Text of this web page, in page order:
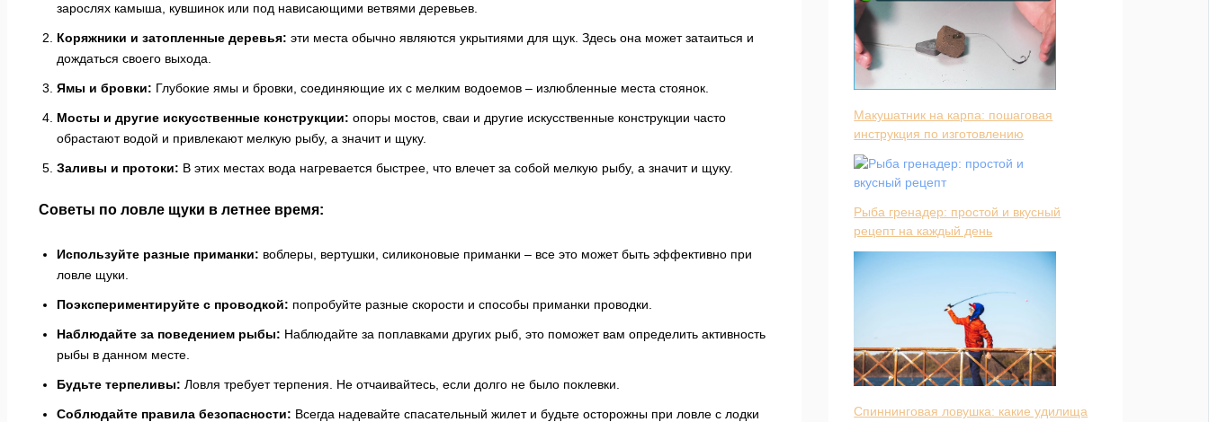
зарослях камыша, кувшинок или под нависающими ветвями деревьев.
Коряжники и затопленные деревья: эти места обычно являются укрытиями для щук. Здесь она может затаиться и
дождаться своего выхода.
Ямы и бровки: Глубокие ямы и бровки, соединяющие их с мелким водоемов – излюбленные места стоянок.
Мосты и другие искусственные конструкции: опоры мостов, сваи и другие искусственные конструкции часто
обрастают водой и привлекают мелкую рыбу, а значит и щуку.
Заливы и протоки: В этих местах вода нагревается быстрее, что влечет за собой мелкую рыбу, а значит и щуку.
Советы по ловле щуки в летнее время:
Используйте разные приманки: воблеры, вертушки, силиконовые приманки – все это может быть эффективно при
ловле щуки.
Поэкспериментируйте с проводкой: попробуйте разные скорости и способы приманки проводки.
Наблюдайте за поведением рыбы: Наблюдайте за поплавками других рыб, это поможет вам определить активность
рыбы в данном месте.
Будьте терпеливы: Ловля требует терпения. Не отчаивайтесь, если долго не было поклевки.
Соблюдайте правила безопасности: Всегда надевайте спасательный жилет и будьте осторожны при ловле с лодки
Макушатник на карпа: пошаговая
инструкция по изготовлению
Рыба гренадер: простой и вкусный
рецепт на каждый день
Спиннинговая ловушка: какие удилища